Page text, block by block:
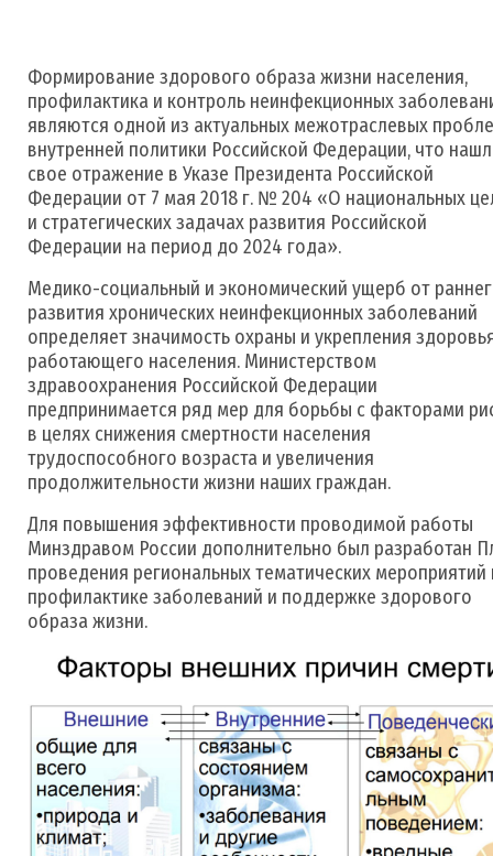
Формирование здорового образа жизни населения,
профилактика и контроль неинфекционных
являются одной из актуальных межотраслевых
внутренней политики Российской Федерации, что
свое отражение в Указе Президента Российской
Федерации от 7 мая 2018 г. № 204 «О национальных
и стратегических задачах развития Российской
Федерации на период до 2024 года».
Медико-социальный и экономический ущерб от
развития хронических неинфекционных заболеваний
определяет значимость охраны и укрепления
работающего населения. Министерством
здравоохранения Российской Федерации
предпринимается ряд мер для борьбы с факторами
в целях снижения смертности населения
трудоспособного возраста и увеличения
продолжительности жизни наших граждан.
Для повышения эффективности проводимой работы
Минздравом России дополнительно был разработан
проведения региональных тематических мероприятий
профилактике заболеваний и поддержке здорового
образа жизни.